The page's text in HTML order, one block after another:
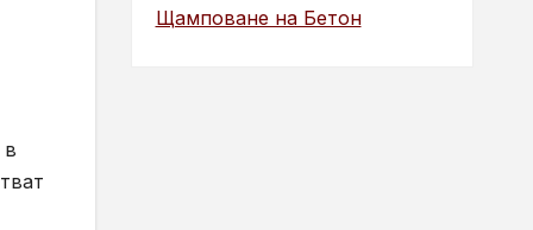
в
Щамповане на Бетон